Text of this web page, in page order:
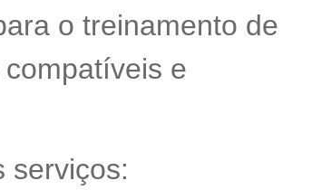
o treinamento de
e
serviços: